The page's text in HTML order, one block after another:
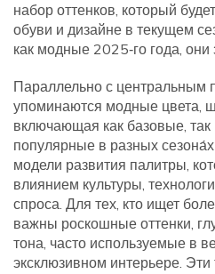
набор оттенков, который
обуви и дизайне в текущем
как модные 2025‑го года, они
Параллельно с центральным
упоминаются модные цвета,
включающая как базовые, так
популярные в разных сезона́х
модели развития палитры,
влиянием культуры,
спроса. Для тех, кто ищет
важны роскошные оттенки,
тона, часто используемые в
эксклюзивном интерьере. Эти